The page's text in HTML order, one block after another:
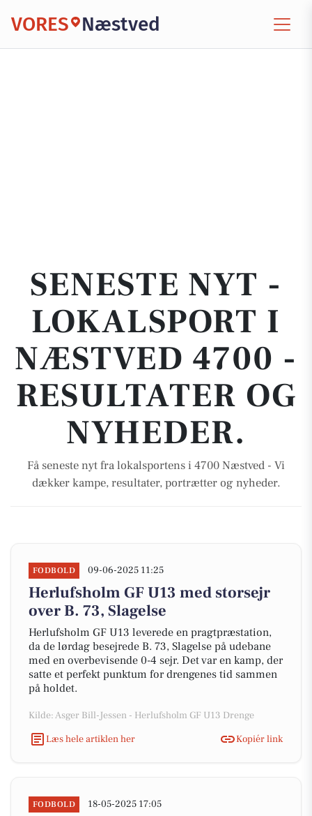
VORES Næstved
SENESTE NYT -
LOKALSPORT I
NÆSTVED 4700 -
RESULTATER OG
NYHEDER.
Få seneste nyt fra lokalsportens i 4700 Næstved - Vi
dækker kampe, resultater, portrætter og nyheder.
FODBOLD 09-06-2025 11:25
Herlufsholm GF U13 med storsejr
over B. 73, Slagelse
Herlufsholm GF U13 leverede en pragtpræstation,
da de lørdag besejrede B. 73, Slagelse på udebane
med en overbevisende 0-4 sejr. Det var en kamp, der
satte et perfekt punktum for drengenes tid sammen
på holdet.
Kilde: Asger Bill-Jessen - Herlufsholm GF U13 Drenge
Læs hele artiklen her
Kopiér link
FODBOLD 18-05-2025 17:05